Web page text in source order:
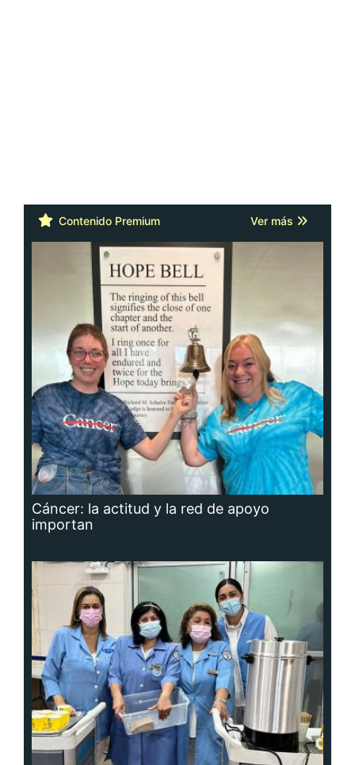
Contenido Premium Ver más
Cáncer: la actitud y la red de apoyo
importan